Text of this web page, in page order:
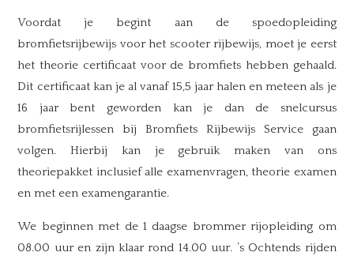
Voordat je begint aan de spoedopleiding
bromfietsrijbewijs voor het scooter rijbewijs, moet je eerst
het theorie certificaat voor de bromfiets hebben gehaald.
Dit certificaat kan je al vanaf 15,5 jaar halen en meteen als je
16 jaar bent geworden kan je dan de snelcursus
bromfietsrijlessen bij Bromfiets Rijbewijs Service gaan
volgen. Hierbij kan je gebruik maken van ons
theoriepakket inclusief alle examenvragen, theorie examen
en met een examengarantie.
We beginnen met de 1 daagse brommer rijopleiding om
08.00 uur en zijn klaar rond 14.00 uur. ’s Ochtends rijden